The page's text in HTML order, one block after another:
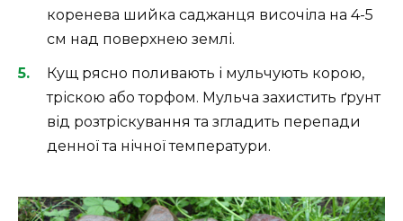
коренева шийка саджанця височіла на 4-5
см над поверхнею землі.
Кущ рясно поливають і мульчують корою,
тріскою або торфом. Мульча захистить ґрунт
від розтріскування та згладить перепади
денної та нічної температури.